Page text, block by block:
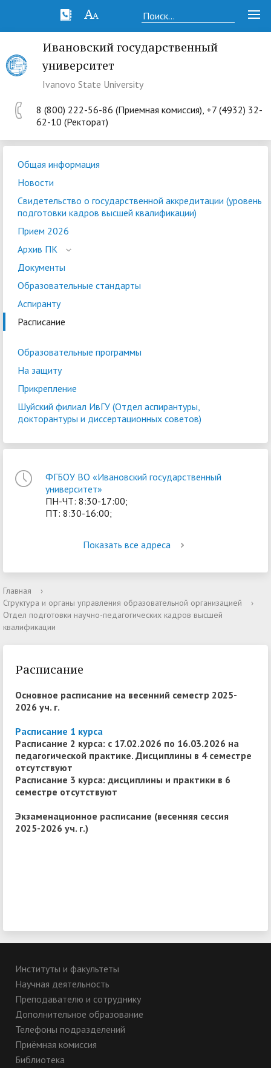
Ивановский государственный
университет
Ivanovo State University
8 (800) 222-56-86 (Приемная комиссия), +7 (4932) 32-
62-10 (Ректорат)
Общая информация
Новости
Свидетельство о государственной аккредитации (уровень
подготовки кадров высшей квалификации)
Прием 2026
Архив ПК
Документы
Образовательные стандарты
Аспиранту
Расписание
Образовательные программы
На защиту
Прикрепление
Шуйский филиал ИвГУ (Отдел аспирантуры,
докторантуры и диссертационных советов)
ФГБОУ ВО «Ивановский государственный
университет»
ПН-ЧТ: 8:30-17:00;
ПТ: 8:30-16:00;
Показать все адреса
Главная
›
Структура и органы управления образовательной организацией
›
Отдел подготовки научно-педагогических кадров высшей
квалификации
Расписание
Основное расписание на весенний семестр 2025-
2026 уч. г.
Расписание 1 курса
Расписание 2 курса: с 17.02.2026 по 16.03.2026 на
педагогической практике. Дисциплины в 4 семестре
отсутствуют
Расписание 3 курса: дисциплины и практики в 6
семестре отсутствуют
Экзаменационное расписание (весенняя сессия
2025-2026 уч. г.)
Институты и факультеты
Научная деятельность
Преподавателю и сотруднику
Дополнительное образование
Телефоны подразделений
Приёмная комиссия
Библиотека